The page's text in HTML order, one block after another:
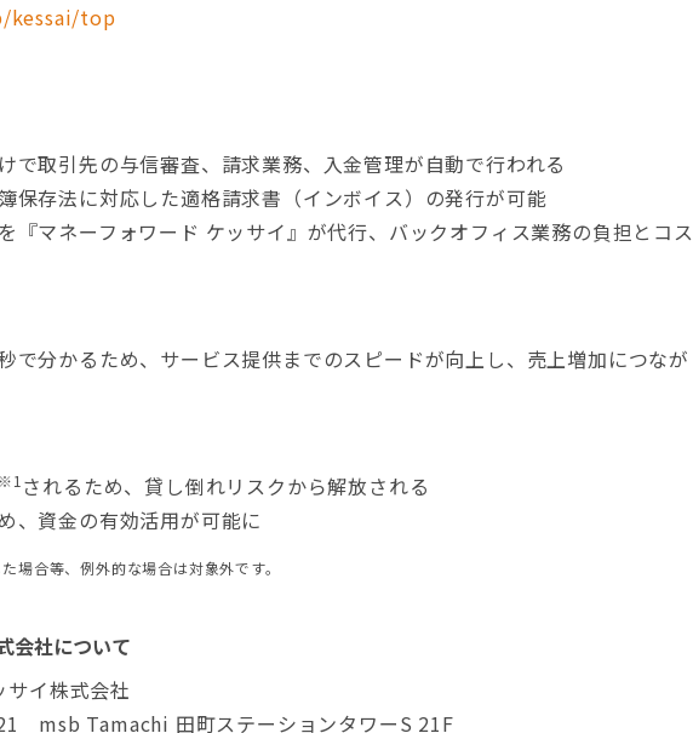
kessai/top
で取引先の与信審査、請求業務、入金管理が自動で行われる
保存法に対応した適格請求書（インボイス）の発行が可能
『マネーフォワード ケッサイ』が代行、バックオフィス業務の負担とコス
で分かるため、サービス提供までのスピードが向上し、売上増加につなが
※1 されるため、貸し倒れリスクから解放される
、資金の有効活用が可能に
合等、例外的な場合は対象外です。
会社について
イ株式会社
msb Tamachi 田町ステーションタワーS 21F